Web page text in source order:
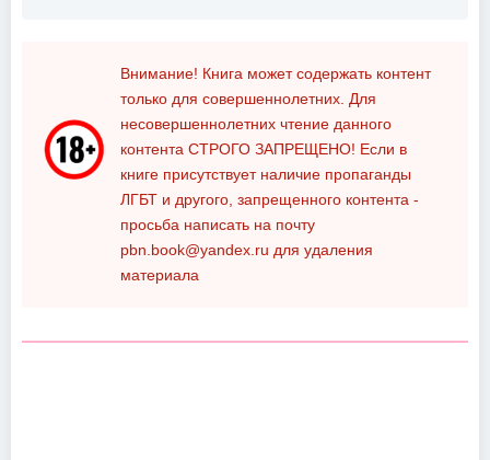
Внимание! Книга может содержать контент
только для совершеннолетних. Для
несовершеннолетних чтение данного
контента СТРОГО ЗАПРЕЩЕНО! Если в
книге присутствует наличие пропаганды
ЛГБТ и другого, запрещенного контента -
просьба написать на почту
pbn.book@yandex.ru для удаления
материала